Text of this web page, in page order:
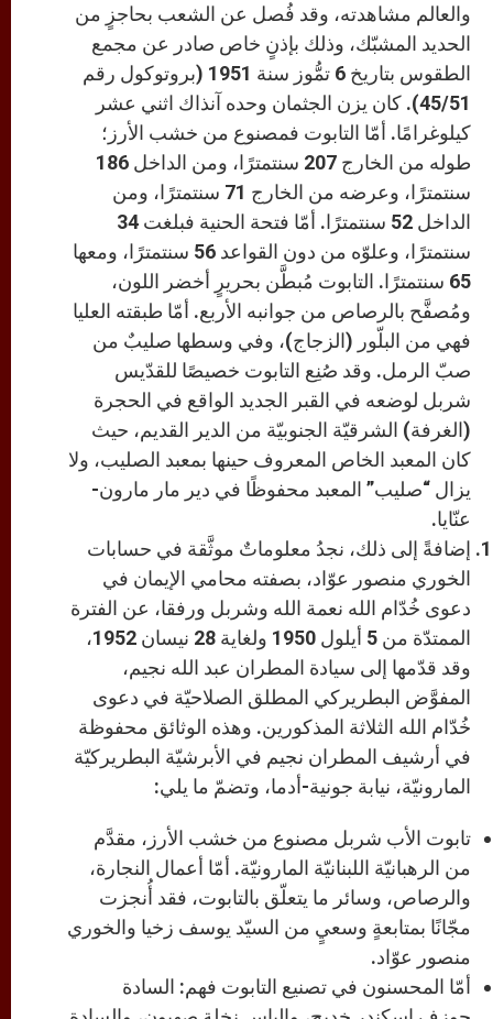
والعالم مشاهدته، وقد فُصل عن الشعب بحاجزٍ من
الحديد المشبّك، وذلك بإذنٍ خاص صادر عن مجمع
الطقوس بتاريخ 6 تمُّوز سنة 1951 (بروتوكول رقم
45/51). كان يزن الجثمان وحده آنذاك اثني عشر
كيلوغرامًا. أمّا التابوت فمصنوع من خشب الأرز؛
طوله من الخارج 207 سنتمترًا، ومن الداخل 186
سنتمترًا، وعرضه من الخارج 71 سنتمترًا، ومن
الداخل 52 سنتمترًا. أمّا فتحة الحنية فبلغت 34
سنتمترًا، وعلوّه من دون القواعد 56 سنتمترًا، ومعها
65 سنتمترًا. التابوت مُبطَّن بحريرٍ أخضر اللون،
ومُصفَّح بالرصاص من جوانبه الأربع. أمّا طبقته العليا
فهي من البلّور (الزجاج)، وفي وسطها صليبٌ من
صبّ الرمل. وقد صُنِع التابوت خصيصًا للقدّيس
شربل لوضعه في القبر الجديد الواقع في الحجرة
(الغرفة) الشرقيّة الجنوبيّة من الدير القديم، حيث
كان المعبد الخاص المعروف حينها بمعبد الصليب، ولا
يزال “صليب” المعبد محفوظًا في دير مار مارون-
عنّايا.
إضافةً إلى ذلك، نجدُ معلوماتٌ موثَّقة في حسابات
الخوري منصور عوّاد، بصفته محامي الإيمان في
دعوى خُدّام الله نعمة الله وشربل ورفقا، عن الفترة
الممتدّة من 5 أيلول 1950 ولغاية 28 نيسان 1952،
وقد قدّمها إلى سيادة المطران عبد الله نجيم،
المفوَّض البطريركي المطلق الصلاحيّة في دعوى
خُدّام الله الثلاثة المذكورين. وهذه الوثائق محفوظة
في أرشيف المطران نجيم في الأبرشيّة البطريركيّة
المارونيّة، نيابة جونية-أدما، وتضمّ ما يلي:
تابوت الأب شربل مصنوع من خشب الأرز، مقدَّم
من الرهبانيّة اللبنانيّة المارونيّة. أمّا أعمال النجارة،
والرصاص، وسائر ما يتعلّق بالتابوت، فقد أُنجزت
مجّانًا بمتابعةٍ وسعيٍ من السيّد يوسف زخيا والخوري
منصور عوّاد.
أمّا المحسنون في تصنيع التابوت فهم: السادة